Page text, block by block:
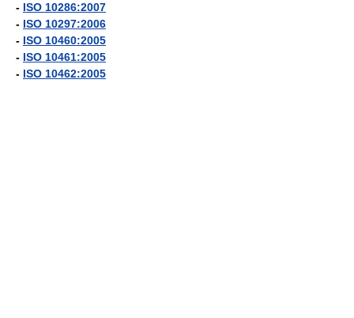
- ISO 10286:2007
- ISO 10297:2006
- ISO 10460:2005
- ISO 10461:2005
- ISO 10462:2005